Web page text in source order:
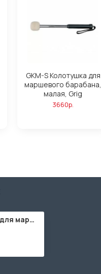
GKM-S Колотушка для
маршевого барабана,
малая, Grig
3660р.
GKM-A Колотушка для маршевого барабана, круглая, ручка дюраль, Grig